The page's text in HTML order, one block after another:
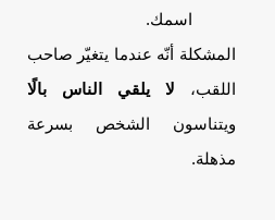
اسمك.
المشكلة أنّه عندما يتغيّر صاحب
اللقب، لا يلقي الناس بالًا
ويتناسون الشخص بسرعة
مذهلة.